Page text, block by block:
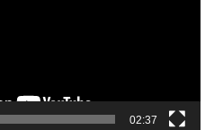
02:37